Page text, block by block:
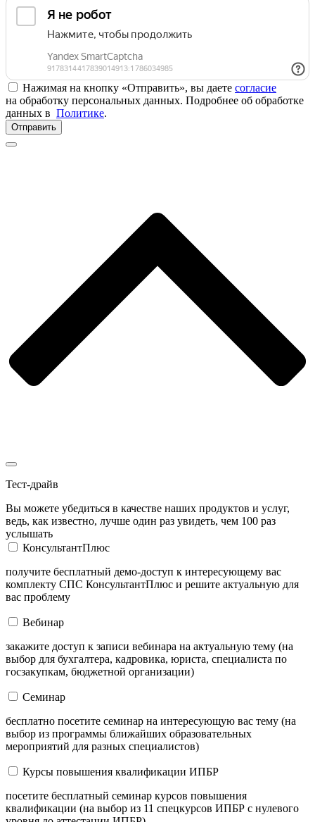
Нажимая на кнопку «Отправить», вы даете согласие
на обработку персональных данных. Подробнее об обработке
данных в Политике.
Отправить
Тест-драйв
Вы можете убедиться в качестве наших продуктов и услуг,
ведь, как известно, лучше один раз увидеть, чем 100 раз
услышать
КонсультантПлюс
получите бесплатный демо-доступ к интересующему вас
комплекту СПС КонсультантПлюс и решите актуальную для
вас проблему
Вебинар
закажите доступ к записи вебинара на актуальную тему (на
выбор для бухгалтера, кадровика, юриста, специалиста по
госзакупкам, бюджетной организации)
Семинар
бесплатно посетите семинар на интересующую вас тему (на
выбор из программы ближайших образовательных
мероприятий для разных специалистов)
Курсы повышения квалификации ИПБР
посетите бесплатный семинар курсов повышения
квалификации (на выбор из 11 спецкурсов ИПБР с нулевого